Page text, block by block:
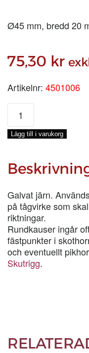
Ø45 mm, bredd 20
75,30 kr
Artikelnr: 4501006
RUNDKAUS
mm
mängd
Lägg till i varukorg
Galvat järn.
på tågvirke som
riktningar.
Rundkauser ingår
fästpunkter i
och eventuellt
Skutrigg.